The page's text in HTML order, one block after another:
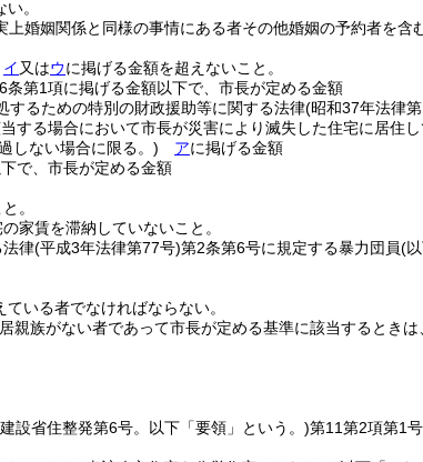
。
上婚姻関係と同様の事情にある者その他婚姻の予約者を含
イ 又はウに掲げる金額を超えないこと。
第1項に掲げる金額以下で、市長が定める金額
るための特別の財政援助等に関する法律(昭和37年法律
する場合において市長が災害により滅失した住宅に居住
しない場合に限る。) アに掲げる金額
で、市長が定める金額
。
家賃を滞納していないこと。
法律(平成3年法律第77号)第2条第6号に規定する暴力団員(
ている者でなければならない。
親族がない者であって市長が定める基準に該当するときは
設省住整発第6号。以下「要領」という。)第11第2項第1